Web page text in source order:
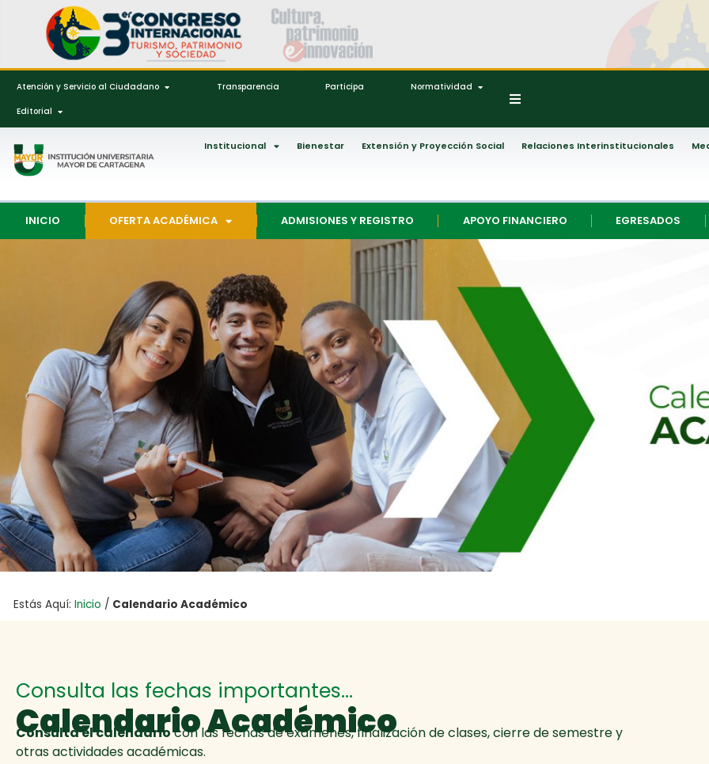
Atención y Servicio al Ciudadano Transparencia Participa Normatividad
Editorial
Institucional Bienestar Extensión y Proyección Social Relaciones Interinstitucionales
INICIO OFERTA ACADÉMICA ADMISIONES Y REGISTRO APOYO FINANCIERO EGRESADOS
Estás Aquí: Inicio / Calendario Académico
Consulta las fechas importantes…
Calendario Académico
Consulta el calendariocon las fechas de exámenes, finalización de clases, cierre de semestre y
otras actividades académicas.